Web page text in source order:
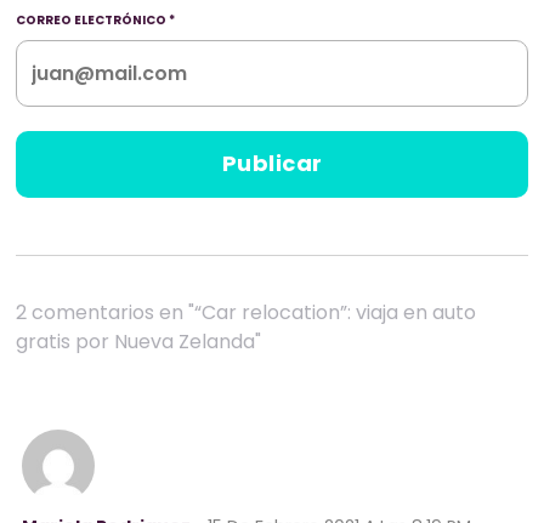
CORREO ELECTRÓNICO *
2 comentarios en "“Car relocation”: viaja en auto
gratis por Nueva Zelanda"